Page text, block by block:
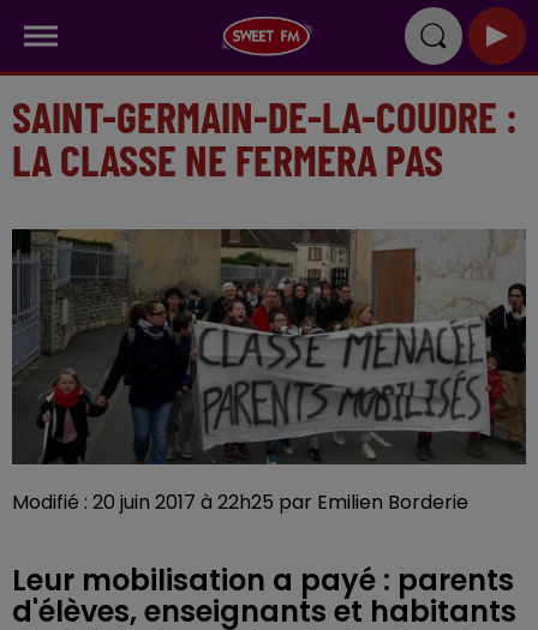
SAINT-GERMAIN-DE-LA-COUDRE :
LA CLASSE NE FERMERA PAS
Modifié : 20 juin 2017 à 22h25 par Emilien Borderie
Leur mobilisation a payé : parents
d'élèves, enseignants et habitants